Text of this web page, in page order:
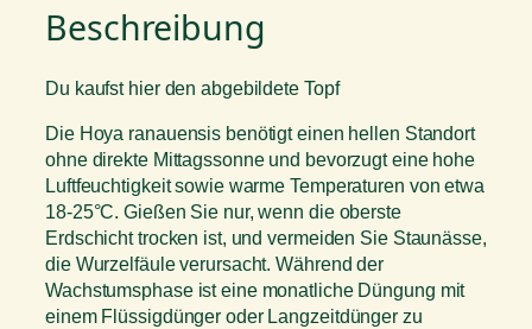
Beschreibung
Du kaufst hier den abgebildete Topf
Die Hoya ranauensis benötigt einen hellen Standort
ohne direkte Mittagssonne und bevorzugt eine hohe
Luftfeuchtigkeit sowie warme Temperaturen von etwa
18-25°C. Gießen Sie nur, wenn die oberste
Erdschicht trocken ist, und vermeiden Sie Staunässe,
die Wurzelfäule verursacht. Während der
Wachstumsphase ist eine monatliche Düngung mit
einem Flüssigdünger oder Langzeitdünger zu